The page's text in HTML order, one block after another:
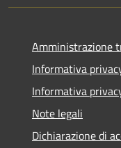
Amministrazione
Informativa
Informativa
Note legali
Dichiarazione di